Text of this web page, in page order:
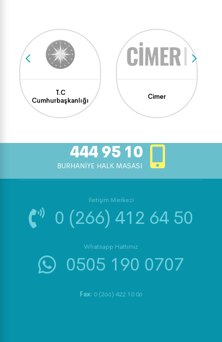
T.C
Cumhurbaşkanlığı
Cimer
444 95 10
BURHANİYE HALK MASASI
İletişim Merkezi
0 (266) 412 64 50
Whatsapp Hattımız
0505 190 0707
Fax: 0 (266) 422 10 06